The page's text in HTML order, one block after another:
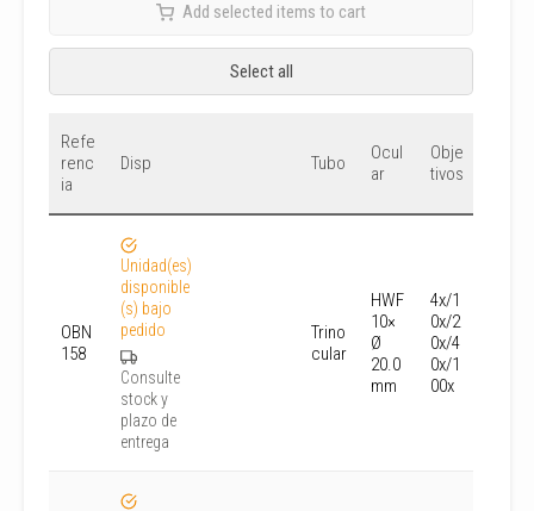
Add selected items to cart
Select all
Refe
renc
ia
Disp Tubo
Ocul
ar
Obje
tivos
OBN
158
Unidad(es)
disponible
(s) bajo
pedido
Consulte
stock y
plazo de
entrega
Trino
cular
HWF
10×
Ø
20.0
mm
4x/1
0x/2
0x/4
0x/1
00x